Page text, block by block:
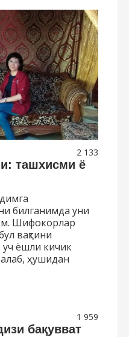
2 133
ташхисми ё
билганимда уни
Шифокорлар
вақтини
уч ёшли кичик
ҳушидан
1 959
бақувват